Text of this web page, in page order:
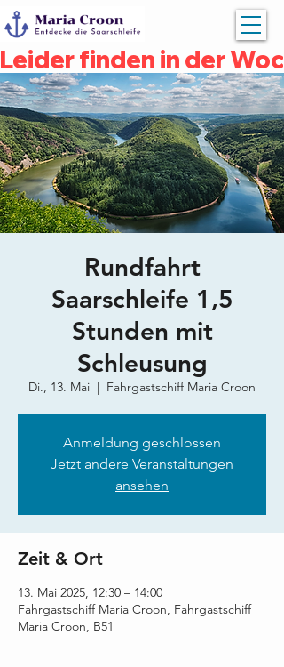
Leider finden in der
Rundfahrt
Saarschleife 1,5
Stunden mit
Schleusung
Di., 13. Mai
  |
Fahrgastschiff Maria Croon
Anmeldung geschlossen
Jetzt andere Veranstaltungen
ansehen
Zeit & Ort
13. Mai 2025, 12:30 – 14:00
Fahrgastschiff Maria Croon, Fahrgastschiff
Maria Croon, B51